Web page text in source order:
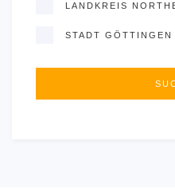
LANDKREIS
STADT GÖTTINGEN